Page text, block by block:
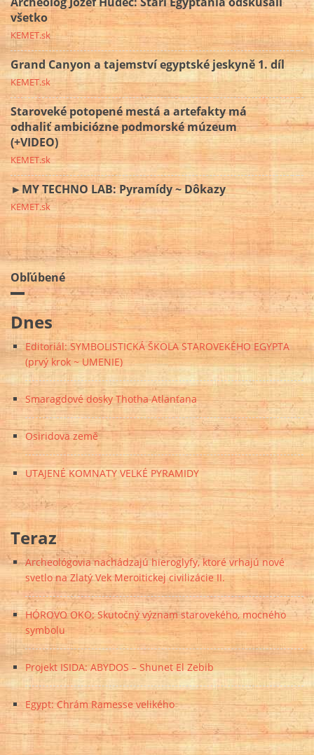
všetko
KEMET.sk
Grand Canyon a tajemství egyptské jeskyně 1. díl
KEMET.sk
Staroveké potopené mestá a artefakty má
odhaliť ambiciózne podmorské múzeum
(+VIDEO)
KEMET.sk
►MY TECHNO LAB: Pyramídy ~ Dôkazy
KEMET.sk
Obľúbené
Dnes
Editoriál: SYMBOLISTICKÁ ŠKOLA STAROVEKÉHO EGYPTA
(prvý krok ~ UMENIE)
Smaragdové dosky Thotha Atlanťana
Osiridova země
UTAJENÉ KOMNATY VELKÉ PYRAMIDY
Teraz
Archeológovia nachádzajú hieroglyfy, ktoré vrhajú nové
svetlo na Zlatý Vek Meroitickej civilizácie II.
HÓROVO OKO: Skutočný význam starovekého, mocného
symbolu
Projekt ISIDA: ABYDOS – Shunet El Zebib
Egypt: Chrám Ramesse velikého